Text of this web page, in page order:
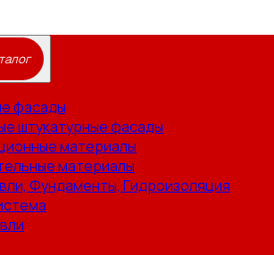
фасады
штукатурные фасады
материалы
материалы
Фундаменты, Гидроизоляция